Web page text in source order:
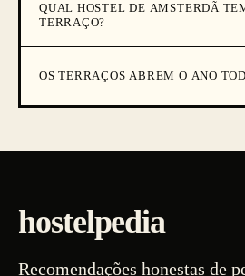
QUAL HOSTEL DE AMSTERDÃ
TERRAÇO?
OS TERRAÇOS ABREM O ANO
hostelpedia
Recomendações honestas de